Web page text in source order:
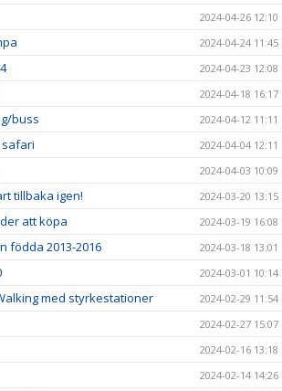
2024-04-26 12:10
2024-04-24 11:45
2024-04-23 12:08
2024-04-18 16:17
buss 2024-04-12 11:11
safari 2024-04-04 12:11
2024-04-03 10:09
tillbaka igen! 2024-03-20 13:15
att köpa 2024-03-19 16:08
födda 2013-2016 2024-03-18 13:01
2024-03-01 10:14
med styrkestationer 2024-02-29 11:54
2024-02-27 15:07
2024-02-16 13:18
2024-02-14 14:26